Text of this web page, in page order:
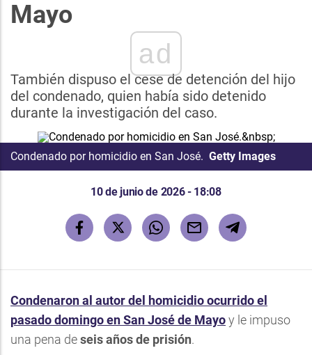
Mayo
ad
También dispuso el cese de detención del hijo
del condenado, quien había sido detenido
durante la investigación del caso.
Condenado por homicidio en San José. Getty Images
10 de junio de 2026 - 18:08
Condenaron al autor del homicidio ocurrido el
pasado domingo en San José de Mayoy le impuso
una pena deseis años de prisión.